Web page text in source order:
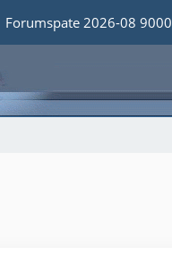
Forumspate 2026-08